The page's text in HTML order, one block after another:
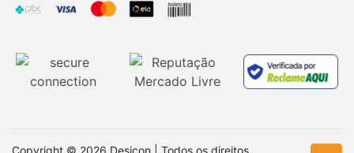
Copyright © 2026 Desicon | Todos os direitos